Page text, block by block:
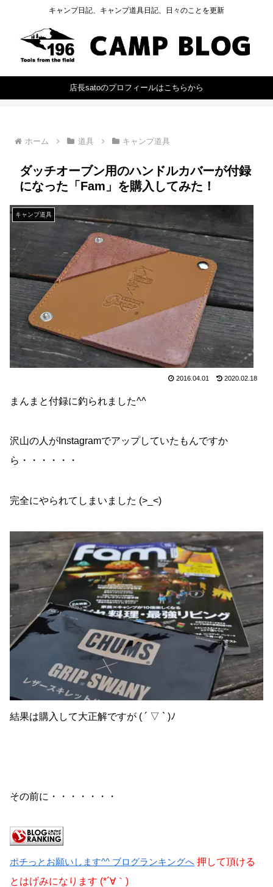
キャンプ日記、キャンプ道具日記、日々のことを更新
店長satoのプロフィールはこちらから
ホーム 道具 キャンプ道具
ダッチオーブン用のハンドルカバーが付録
になった「Fam」を購入してみた！
キャンプ道具
2016.04.01 2020.02.18
まんまと付録に釣られました^^
沢山の人がInstagramでアップしていたもんですか
ら・・・・・・
完全にやられてしまいました (>_<)
結果は購入して大正解ですが ( ´ ▽ ` )ﾉ
その前に・・・・・・・
ポチっとお願いします^^ ブログランキングへ 押して頂ける
とはげみになります (*´∀｀)